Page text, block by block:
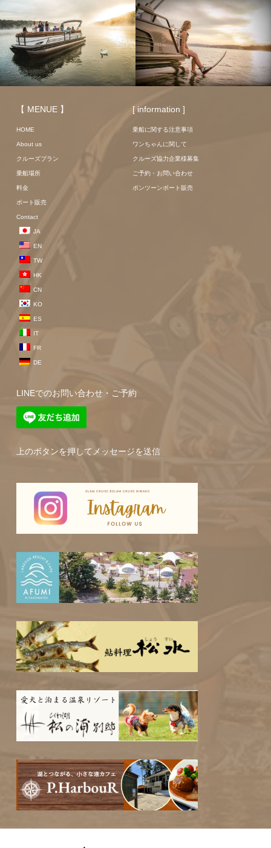
【 MENUE 】
HOME
About us
クルーズプラン
乗船場所
料金
ボート販売
Contact
JA
EN
TW
HK
CN
KO
ES
IT
FR
DE
[ information ]
乗船に関する注意事項
ワンちゃんに関して
クルーズ協力企業様募集
ご予約・お問い合わせ
ポンツーンボート販売
LINEでのお問い合わせ・ご予約
上のボタンを押してメッセージを送信